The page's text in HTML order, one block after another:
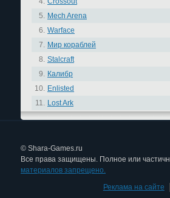
5. Mech Arena
6. Warface
7. Мир кораблей
8. Stalcraft
9. Калибр
10. Enlisted
11. Lost Ark
© Shara-Games.ru
Все права защищены. Полное или
материалов запрещено.
Реклама на сайте